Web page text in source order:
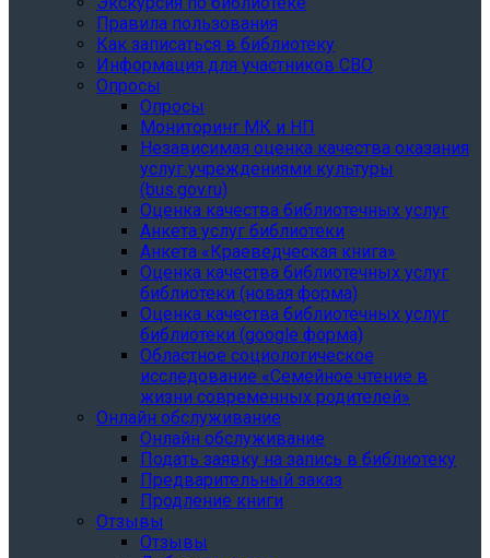
Правила пользования
Как записаться в библиотеку
Информация для участников СВО
Опросы
Опросы
Мониторинг МК и НП
Независимая оценка качества оказания
услуг учреждениями культуры
(bus.gov.ru)
Оценка качества библиотечных услуг
Анкета услуг библиотеки
Анкета «Краеведческая книга»
Oценка качества библиотечных услуг
библиотеки (новая форма)
Oценка качества библиотечных услуг
библиотеки (google форма)
Областное социологическое
исследование «Семейное чтение в
жизни современных родителей»
Онлайн обслуживание
Онлайн обслуживание
Подать заявку на запись в библиотеку
Предварительный заказ
Продление книги
Отзывы
Отзывы